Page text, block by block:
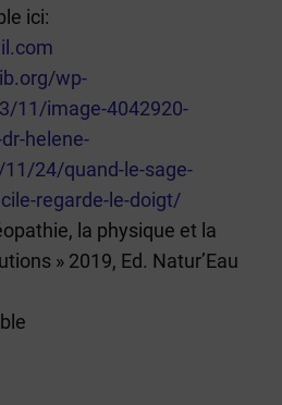
ici:
wp-
11/image-4042920-
helene-
24/quand-le-sage-
regarde-le-doigt/
la physique et la
» 2019, Ed. Natur’Eau